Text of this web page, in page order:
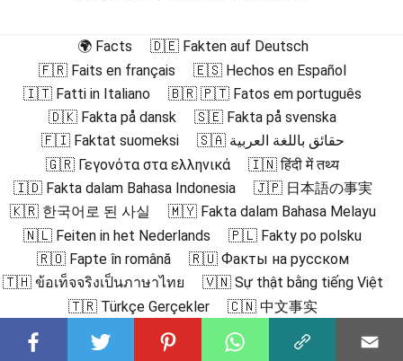
🌍 Facts
🇩🇪 Fakten auf Deutsch
🇫🇷 Faits en français
🇪🇸 Hechos en Español
🇮🇹 Fatti in Italiano
🇧🇷 🇵🇹 Fatos em português
🇩🇰 Fakta på dansk
🇸🇪 Fakta på svenska
🇫🇮 Faktat suomeksi
🇸🇦 حقائق باللغة العربية
🇬🇷 Γεγονότα στα ελληνικά
🇮🇳 हिंदी में तथ्य
🇮🇩 Fakta dalam Bahasa Indonesia
🇯🇵 日本語の事実
🇰🇷 한국어로 된 사실
🇲🇾 Fakta dalam Bahasa Melayu
🇳🇱 Feiten in het Nederlands
🇵🇱 Fakty po polsku
🇷🇴 Fapte în română
🇷🇺 Факты на русском
🇹🇭 ข้อเท็จจริงเป็นภาษาไทย
🇻🇳 Sự thật bằng tiếng Việt
🇹🇷 Türkçe Gerçekler
🇨🇳 中文事实